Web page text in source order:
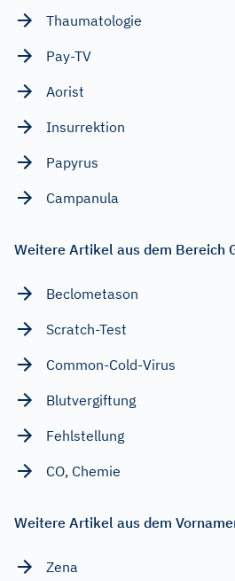
Thaumatologie
Pay-TV
Aorist
Insurrektion
Papyrus
Campanula
Weitere Artikel aus dem Bereich
Beclometason
Scratch-Test
Common-Cold-Virus
Blutvergiftung
Fehlstellung
CO, Chemie
Weitere Artikel aus dem
Zena